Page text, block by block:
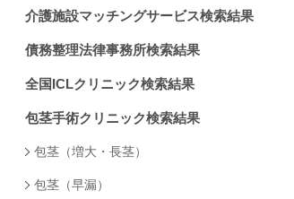
介護施設マッチングサービス検索結果
債務整理法律事務所検索結果
全国ICLクリニック検索結果
包茎手術クリニック検索結果
包茎（増大・長茎）
包茎（早漏）